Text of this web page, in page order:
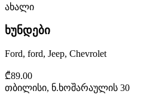
ახალი
ხუნდები
Ford, ford, Jeep, Chevrolet
₾89.00
თბილისი, ნ.ხოშარაულის 30